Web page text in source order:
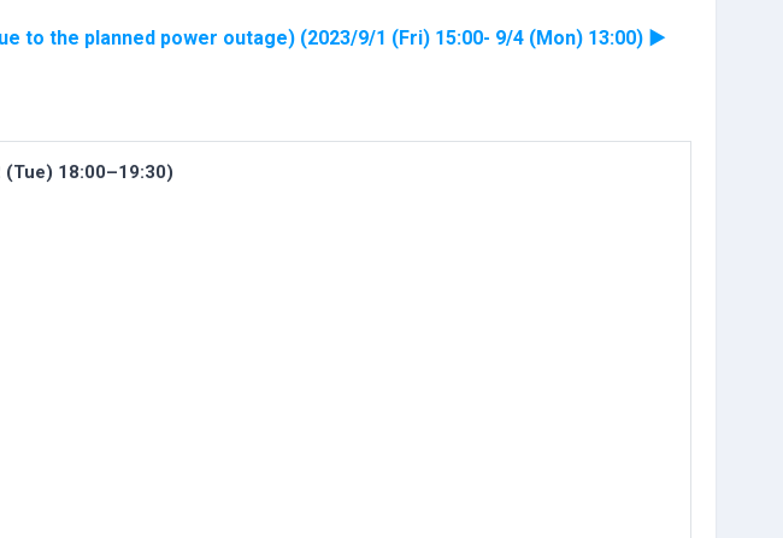
to the planned power outage) (2023/9/1 (Fri) 15:00- 9/4 (Mon) 13:00) ▶︎
(Tue) 18:00–19:30)